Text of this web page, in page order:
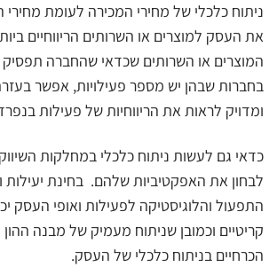
ניתוח כלכלי של מחירי המכירה לעומת
את העסק למוצרים או השרותים הריווחיים
המוצרים או השרותים שכדאי שהחברה תפסיק
בחברות שבהן יש מספר פעילויות, אפשר
ומדויק לראות את הריווחיות של פעילות
כדאי גם לעשות ניתוח כלכלי במחלקות
לבחון את האפקטיביות שלהם. בחינת
התפעול והלוגיסטיקה לפעילות ואופי העסק
קריטיים וכמובן שניתוח מעמיק של מבנה
הכרחיים בניתוח כלכלי של העסק.